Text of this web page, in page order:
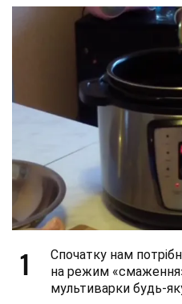
1
Спочатку нам
на режим
мультиварки будь-